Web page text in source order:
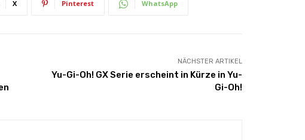
X Pinterest WhatsApp
NÄCHSTER ARTIKEL
Yu-Gi-Oh! GX Serie erscheint in Kürze in Yu-
Gi-Oh!